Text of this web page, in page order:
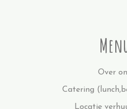
Over
Catering
Locatie